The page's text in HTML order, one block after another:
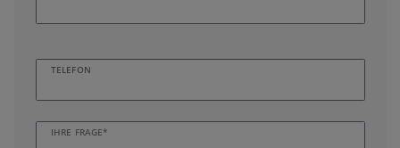
TELEFON
IHRE FRAGE*